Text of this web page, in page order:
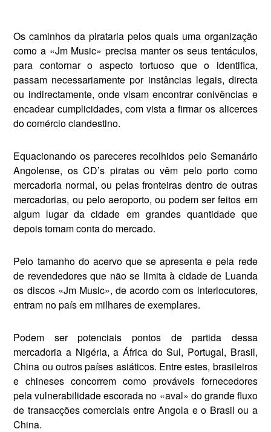
Os caminhos da pirataria pelos quais uma organi­zação
como a «Jm Music» precisa manter os seus tentáculos,
para contornar o aspecto tortuoso que o identifica,
passam necessariamente por instân­cias legais, directa
ou indirectamente, onde visam encontrar conivências e
encadear cumplicidades, com vista a firmar os alicerces
do comércio clandestino.
Equacionando os pareceres recolhidos pelo Semanário
An­golense, os CD’s piratas ou vêm pelo porto como
mercadoria normal, ou pelas fronteiras dentro de outras
mercadorias, ou pelo aeroporto, ou podem ser feitos em
algum lugar da cidade em grandes quantidade que
depois tomam conta do mercado.
Pelo tamanho do acervo que se apresenta e pela rede
de revendedores que não se limita à cidade de Luanda
os discos «Jm Music», de acordo com os interlocutores,
entram no país em milhares de exemplares.
Podem ser potenciais pontos de partida dessa
mercadoria a Nigéria, a África do Sul, Portugal, Brasil,
China ou outros países asiáticos. Entre estes, brasileiros
e chineses concorrem como prováveis fornecedores
pela vulnerabilidade escorada no «aval» do grande fluxo
de transacções comerciais entre Angola e o Brasil ou a
China.